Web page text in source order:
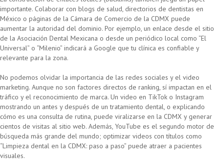
importante. Colaborar con blogs de salud, directorios de dentistas en
México o páginas de la Cámara de Comercio de la CDMX puede
aumentar la autoridad del dominio. Por ejemplo, un enlace desde el sitio
de la Asociación Dental Mexicana o desde un periódico local como “El
Universal” o “Milenio” indicará a Google que tu clínica es confiable y
relevante para la zona.
No podemos olvidar la importancia de las redes sociales y el video
marketing. Aunque no son factores directos de ranking, sí impactan en el
tráfico y el reconocimiento de marca. Un video en TikTok o Instagram
mostrando un antes y después de un tratamiento dental, o explicando
cómo es una consulta de rutina, puede viralizarse en la CDMX y generar
cientos de visitas al sitio web. Además, YouTube es el segundo motor de
búsqueda más grande del mundo; optimizar videos con títulos como
“Limpieza dental en la CDMX: paso a paso” puede atraer a pacientes
visuales.